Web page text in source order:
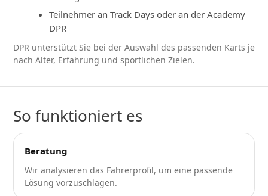
Teilnehmer an Track Days oder an der Academy
DPR
DPR unterstützt Sie bei der Auswahl des passenden Karts je
nach Alter, Erfahrung und sportlichen Zielen.
So funktioniert es
Beratung
Wir analysieren das Fahrerprofil, um eine passende
Lösung vorzuschlagen.